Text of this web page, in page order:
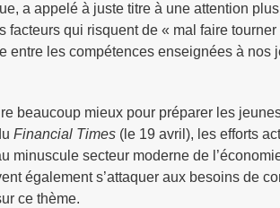
a appelé à juste titre à une attention
facteurs qui risquent de « mal faire
entre les compétences enseignées à
beaucoup mieux pour préparer les
Financial Times (le 19 avril), les efforts
minuscule secteur moderne de
également s’attaquer aux besoins de
ce thème.